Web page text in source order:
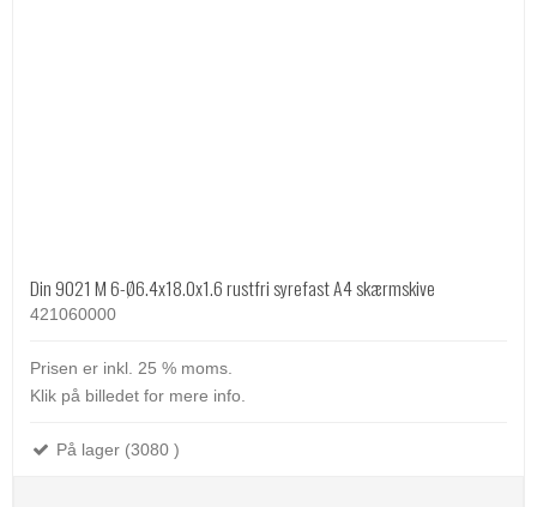
Din 9021 M 6-Ø6.4x18.0x1.6 rustfri syrefast A4 skærmskive
421060000
Prisen er inkl. 25 % moms.
Klik på billedet for mere info.
På lager (3080 )